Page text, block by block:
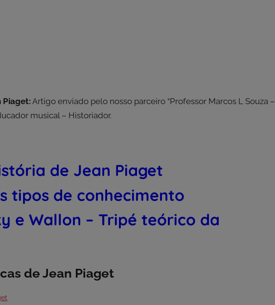
Piaget: Artigo enviado pelo nosso parceiro “Professor Marcos L Souza –
musical – Historiador.
de Jean Piaget
tipos de conhecimento
e Wallon – Tripé teórico da
de Jean Piaget